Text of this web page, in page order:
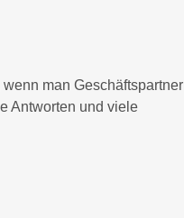
man Geschäftspartner
Antworten und viele